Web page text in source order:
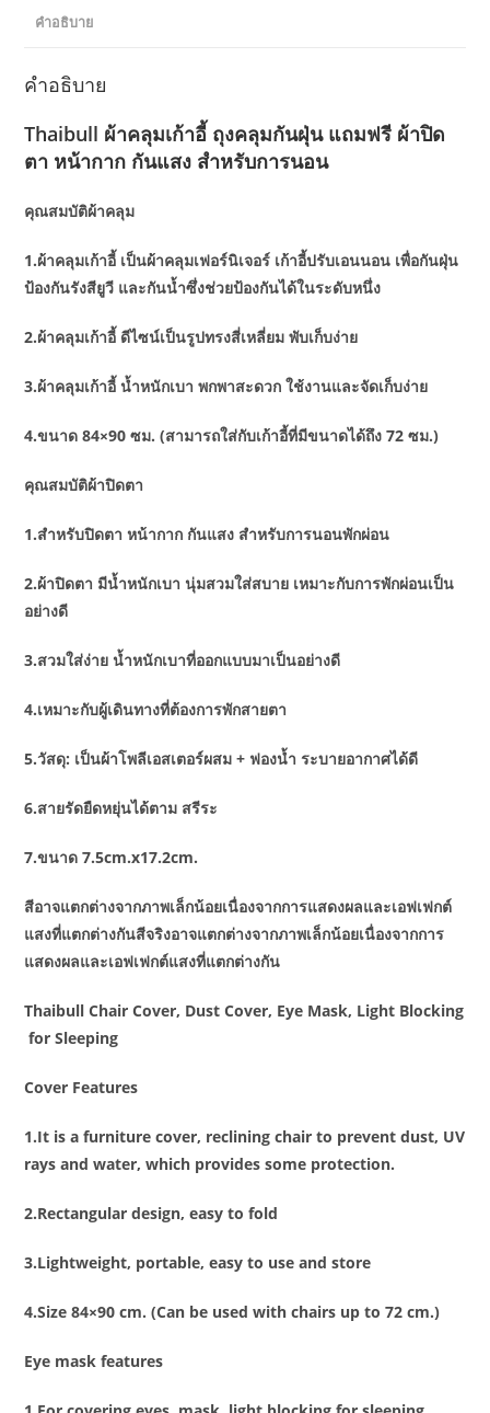
คำอธิบาย
คำอธิบาย
Thaibull ผ้าคลุมเก้าอี้ ถุงคลุมกันฝุ่น แถมฟรี ผ้าปิด
ตา หน้ากาก กันแสง สำหรับการนอน
คุณสมบัติผ้าคลุม
1.ผ้าคลุมเก้าอี้ เป็นผ้าคลุมเฟอร์นิเจอร์ เก้าอี้ปรับเอนนอน เพื่อกันฝุ่น
ป้องกันรังสียูวี และกันน้ำซึ่งช่วยป้องกันได้ในระดับหนึ่ง
2.ผ้าคลุมเก้าอี้ ดีไซน์เป็นรูปทรงสี่เหลี่ยม พับเก็บง่าย
3.ผ้าคลุมเก้าอี้ น้ำหนักเบา พกพาสะดวก ใช้งานและจัดเก็บง่าย
4.ขนาด 84×90 ซม. (สามารถใส่กับเก้าอี้ที่มีขนาดได้ถึง 72 ซม.)
คุณสมบัติผ้าปิดตา
1.สำหรับปิดตา หน้ากาก กันแสง สำหรับการนอนพักผ่อน
2.ผ้าปิดตา มีน้ำหนักเบา นุ่มสวมใส่สบาย เหมาะกับการพักผ่อนเป็น
อย่างดี
3.สวมใส่ง่าย น้ำหนักเบาที่ออกแบบมาเป็นอย่างดี
4.เหมาะกับผู้เดินทางที่ต้องการพักสายตา
5.วัสดุ: เป็นผ้าโพลีเอสเตอร์ผสม + ฟองน้ำ ระบายอากาศได้ดี
6.สายรัดยืดหยุ่นได้ตาม สรีระ
7.ขนาด 7.5cm.x17.2cm.
สีอาจแตกต่างจากภาพเล็กน้อยเนื่องจากการแสดงผลและเอฟเฟกต์
แสงที่แตกต่างกันสีจริงอาจแตกต่างจากภาพเล็กน้อยเนื่องจากการ
แสดงผลและเอฟเฟกต์แสงที่แตกต่างกัน
Thaibull Chair Cover, Dust Cover, Eye Mask, Light Blocking
for Sleeping
Cover Features
1.It is a furniture cover, reclining chair to prevent dust, UV
rays and water, which provides some protection.
2.Rectangular design, easy to fold
3.Lightweight, portable, easy to use and store
4.Size 84×90 cm. (Can be used with chairs up to 72 cm.)
Eye mask features